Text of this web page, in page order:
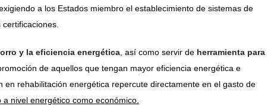
a los Estados miembro el establecimiento de sistemas de
y la eficiencia energética, así como servir de herramienta para
de aquellos que tengan mayor eficiencia energética e
rehabilitación energética repercute directamente en el gasto de
nivel energético como económico.